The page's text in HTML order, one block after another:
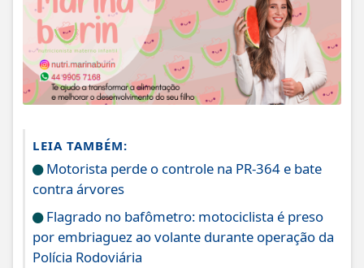
LEIA TAMBÉM:
Motorista perde o controle na PR-364 e bate
contra árvores
Flagrado no bafômetro: motociclista é preso
por embriaguez ao volante durante operação da
Polícia Rodoviária